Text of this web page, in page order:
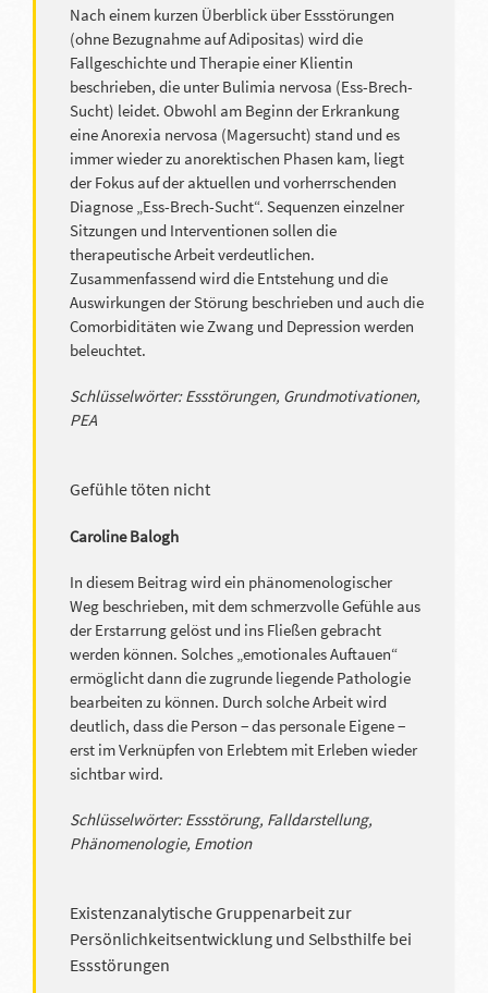
Nach einem kurzen Überblick über Essstörungen
(ohne Bezugnahme auf Adipositas) wird die
Fallgeschichte und Therapie einer Klientin
beschrieben, die unter Bulimia nervosa (Ess-Brech-
Sucht) leidet. Obwohl am Beginn der Erkrankung
eine Anorexia nervosa (Magersucht) stand und es
immer wieder zu anorektischen Phasen kam, liegt
der Fokus auf der aktuellen und vorherrschenden
Diagnose „Ess-Brech-Sucht“. Sequenzen einzelner
Sitzungen und Interventionen sollen die
therapeutische Arbeit verdeutlichen.
Zusammenfassend wird die Entstehung und die
Auswirkungen der Störung beschrieben und auch die
Comorbiditäten wie Zwang und Depression werden
beleuchtet.
Schlüsselwörter: Essstörungen, Grundmotivationen,
PEA
Gefühle töten nicht
Caroline Balogh
In diesem Beitrag wird ein phänomenologischer
Weg beschrieben, mit dem schmerzvolle Gefühle aus
der Erstarrung gelöst und ins Fließen gebracht
werden können. Solches „emotionales Auftauen“
ermöglicht dann die zugrunde liegende Pathologie
bearbeiten zu können. Durch solche Arbeit wird
deutlich, dass die Person − das personale Eigene −
erst im Verknüpfen von Erlebtem mit Erleben wieder
sichtbar wird.
Schlüsselwörter: Essstörung, Falldarstellung,
Phänomenologie, Emotion
Existenzanalytische Gruppenarbeit zur
Persönlichkeitsentwicklung und Selbsthilfe bei
Essstörungen